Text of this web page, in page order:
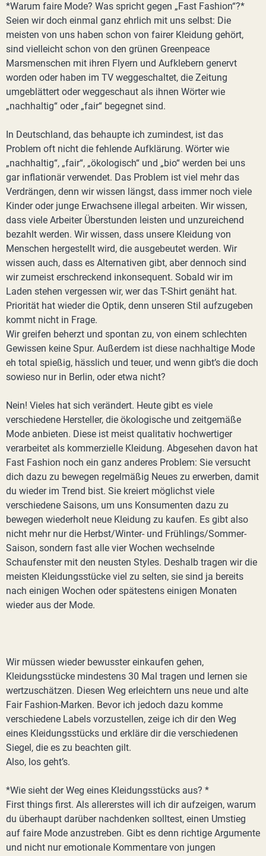
*Warum faire Mode? Was spricht gegen „Fast Fashion“?*
Seien wir doch einmal ganz ehrlich mit uns selbst: Die
meisten von uns haben schon von fairer Kleidung gehört,
sind vielleicht schon von den grünen Greenpeace
Marsmenschen mit ihren Flyern und Aufklebern genervt
worden oder haben im TV weggeschaltet, die Zeitung
umgeblättert oder weggeschaut als ihnen Wörter wie
„nachhaltig“ oder „fair“ begegnet sind.
In Deutschland, das behaupte ich zumindest, ist das
Problem oft nicht die fehlende Aufklärung. Wörter wie
„nachhaltig“, „fair“, „ökologisch“ und „bio“ werden bei uns
gar inflationär verwendet. Das Problem ist viel mehr das
Verdrängen, denn wir wissen längst, dass immer noch viele
Kinder oder junge Erwachsene illegal arbeiten. Wir wissen,
dass viele Arbeiter Überstunden leisten und unzureichend
bezahlt werden. Wir wissen, dass unsere Kleidung von
Menschen hergestellt wird, die ausgebeutet werden. Wir
wissen auch, dass es Alternativen gibt, aber dennoch sind
wir zumeist erschreckend inkonsequent. Sobald wir im
Laden stehen vergessen wir, wer das T-Shirt genäht hat.
Priorität hat wieder die Optik, denn unseren Stil aufzugeben
kommt nicht in Frage.
Wir greifen beherzt und spontan zu, von einem schlechten
Gewissen keine Spur. Außerdem ist diese nachhaltige Mode
eh total spießig, hässlich und teuer, und wenn gibt’s die doch
sowieso nur in Berlin, oder etwa nicht?
Nein! Vieles hat sich verändert. Heute gibt es viele
verschiedene Hersteller, die ökologische und zeitgemäße
Mode anbieten. Diese ist meist qualitativ hochwertiger
verarbeitet als kommerzielle Kleidung. Abgesehen davon hat
Fast Fashion noch ein ganz anderes Problem: Sie versucht
dich dazu zu bewegen regelmäßig Neues zu erwerben, damit
du wieder im Trend bist. Sie kreiert möglichst viele
verschiedene Saisons, um uns Konsumenten dazu zu
bewegen wiederholt neue Kleidung zu kaufen. Es gibt also
nicht mehr nur die Herbst/Winter- und Frühlings/Sommer-
Saison, sondern fast alle vier Wochen wechselnde
Schaufenster mit den neusten Styles. Deshalb tragen wir die
meisten Kleidungsstücke viel zu selten, sie sind ja bereits
nach einigen Wochen oder spätestens einigen Monaten
wieder aus der Mode.
Wir müssen wieder bewusster einkaufen gehen,
Kleidungsstücke mindestens 30 Mal tragen und lernen sie
wertzuschätzen. Diesen Weg erleichtern uns neue und alte
Fair Fashion-Marken. Bevor ich jedoch dazu komme
verschiedene Labels vorzustellen, zeige ich dir den Weg
eines Kleidungsstücks und erkläre dir die verschiedenen
Siegel, die es zu beachten gilt.
Also, los geht’s.
*Wie sieht der Weg eines Kleidungsstücks aus? *
First things first. Als allererstes will ich dir aufzeigen, warum
du überhaupt darüber nachdenken solltest, einen Umstieg
auf faire Mode anzustreben. Gibt es denn richtige Argumente
und nicht nur emotionale Kommentare von jungen